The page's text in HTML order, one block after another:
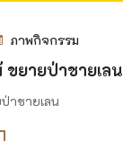
ภาพกิจกรรม
ขยายป่าชายเลน
าชายเลน